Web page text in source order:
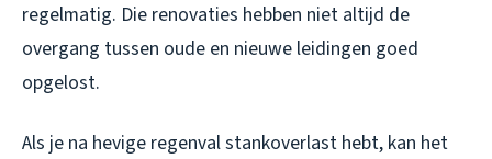
regelmatig. Die renovaties hebben niet altijd de
overgang tussen oude en nieuwe leidingen goed
opgelost.
Als je na hevige regenval stankoverlast hebt, kan het